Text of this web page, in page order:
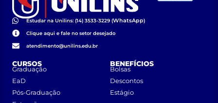
Estudar na Unilins: (14) 3533-3229 (WhatsApp)
Clique aqui e fale no setor desejado
atendimento@unilins.edu.br
CURSOS
Graduação
EaD
Pós-Graduação
BENEFÍCIOS
Bolsas
Descontos
Estágio